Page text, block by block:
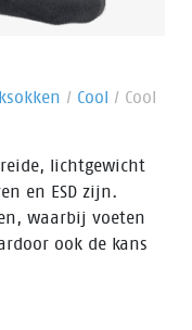
/ Cool / Cool
lichtgewicht
en ESD zijn.
waarbij voeten
ook de kans